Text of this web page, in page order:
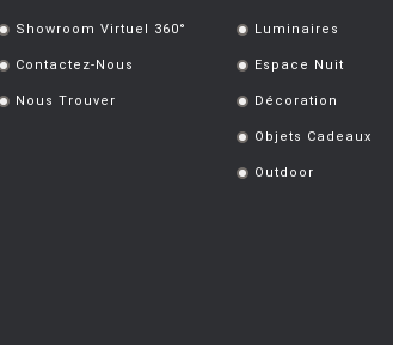
. Showroom Virtuel 360°
. Contactez-Nous
. Nous Trouver
. Luminaires
. Espace Nuit
. Décoration
. Objets Cadeaux
. Outdoor